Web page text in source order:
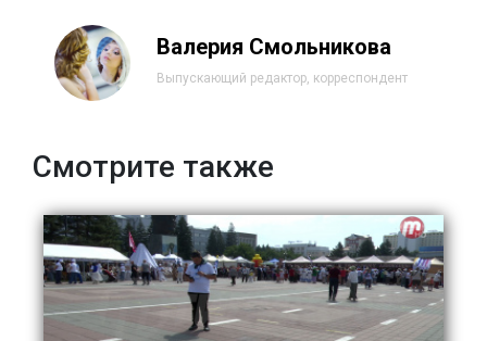
Валерия Смольникова
Выпускающий редактор, корреспондент
Смотрите также